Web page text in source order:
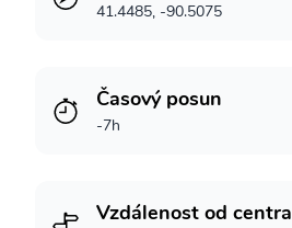
41.4485, -90.5075
Časový posun
-7h
Vzdálenost od centra